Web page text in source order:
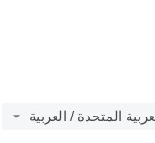
المتحدة / العربية